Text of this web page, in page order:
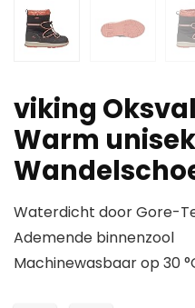
viking
Warm
Waterdicht door Gore-
Ademende binnenzool
Machinewasbaar op 30